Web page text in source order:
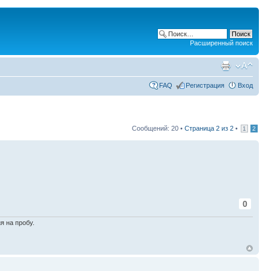
Расширенный поиск
FAQ Регистрация Вход
Сообщений: 20 • Страница 2 из 2 • 1 2
0
на пробу.